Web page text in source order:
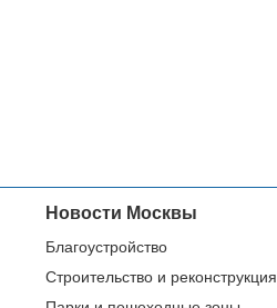
Новости Москвы
Благоустройство
Строительство и реконструкция